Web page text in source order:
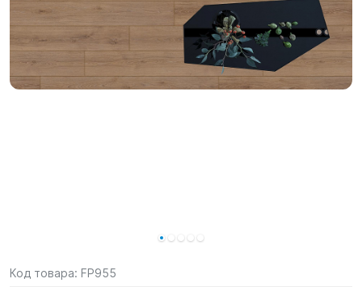
Код товара: FP955